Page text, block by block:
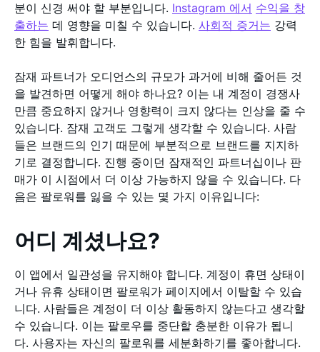
분이 신경 써야 할 부분입니다. Instagram 에서 수익을 창
출하는 데 영향을 미칠 수 있습니다. 사회적 증거는 강력
한 힘을 발휘합니다.
잠재 파트너가 오디언스의 규모가 과거에 비해 줄어든 것
을 발견하면 어떻게 해야 하나요? 이는 내 계정이 경쟁사
만큼 중요하지 않거나 영향력이 크지 않다는 인상을 줄 수
있습니다. 잠재 고객도 그렇게 생각할 수 있습니다. 사람
들은 브랜드의 인기 때문에 부분적으로 브랜드를 지지하
기로 결정합니다. 진행 중이던 잠재적인 파트너십이나 판
매가 이 시점에서 더 이상 가능하지 않을 수 있습니다. 다
음은 팔로워를 잃을 수 있는 몇 가지 이유입니다:
어디 계셨나요?
이 앱에서 일관성을 유지해야 합니다. 계정이 휴면 상태이
거나 유휴 상태이면 팔로워가 페이지에서 이탈할 수 있습
니다. 사람들은 계정이 더 이상 활동하지 않는다고 생각할
수 있습니다. 이는 팔로우를 중단할 충분한 이유가 됩니
다. 사용자는 자신의 팔로워를 세분화하기를 좋아합니다.